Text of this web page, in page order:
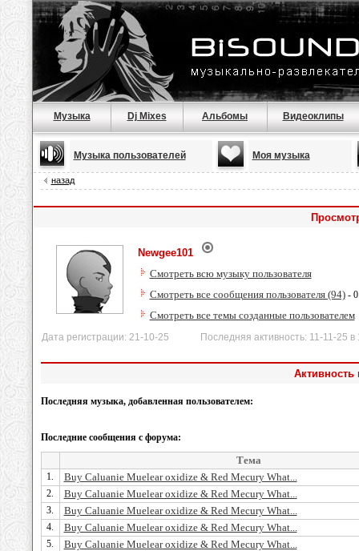
Музыка Dj Mixes Альбомы Видеоклипы
Музыка пользователей Моя музыка
назад
Newgee101
Смотреть всю музыку пользователя
Смотреть все сообщения пользователя (94)-
Смотреть все темы созданные пользователем
Дата регистрации: 21-10-25 Последняя активность: 11-11-25 в
Активность
Последняя музыка, добавленная пользователем:
Последние сообщения с форума:
Тема
1. Buy Caluanie Muelear oxidize & Red Mecury What...
2. Buy Caluanie Muelear oxidize & Red Mecury What...
3. Buy Caluanie Muelear oxidize & Red Mecury What...
4. Buy Caluanie Muelear oxidize & Red Mecury What...
5. Buy Caluanie Muelear oxidize & Red Mecury What...